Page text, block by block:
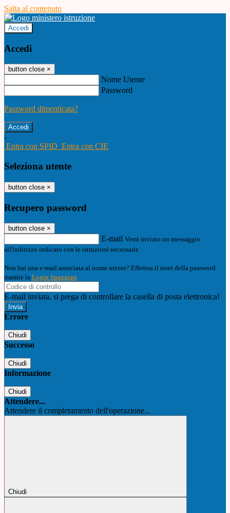
Salta al contenuto
Accedi
Accedi
button close ×
Nome Utente
Password
Password dimenticata?
-
Entra con SPID Entra con CIE
Seleziona utente
button close ×
Recupero password
button close ×
E-mail Verrà inviato un messaggio
all'indirizzo indicato con le istruzioni necessarie.
Non hai una e-mail associata al nome utente? Effettua il reset della password
tramite la Login Spaggiari
E-mail inviata, si prega di controllare la casella di posta elettronica!
Errore
Chiudi
Successo
Chiudi
Informazione
Chiudi
Attendere...
Attendere il completamento dell'operazione...
Chiudi